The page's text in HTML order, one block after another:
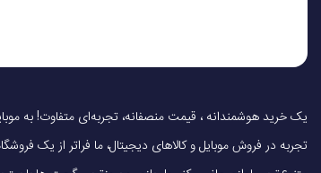
تجربه در فروش موبایل و کالاهای دیجیتال، ما فراتر از یک